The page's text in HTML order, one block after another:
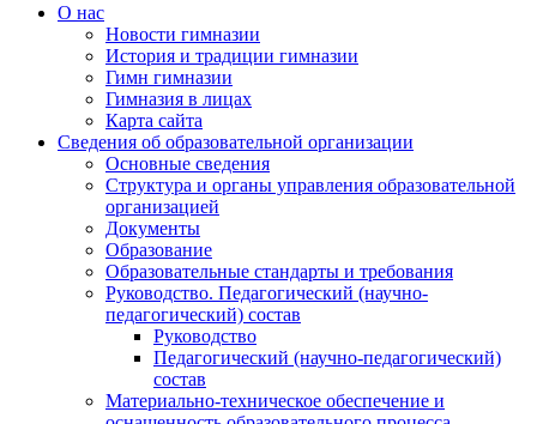
О нас
Новости гимназии
История и традиции гимназии
Гимн гимназии
Гимназия в лицах
Карта сайта
Сведения об образовательной организации
Основные сведения
Структура и органы управления образовательной
организацией
Документы
Образование
Образовательные стандарты и требования
Руководство. Педагогический (научно-
педагогический) состав
Руководство
Педагогический (научно-педагогический)
состав
Материально-техническое обеспечение и